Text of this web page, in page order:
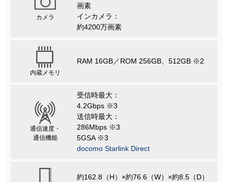
カメラ
画素
インカメラ：
約4200万画素
内蔵メモリ
RAM 16GB／ROM 256GB、512GB ※2
通信速度・
通信機能
受信時最大：
4.2Gbps ※3
送信時最大：
286Mbps ※3
5GSA ※3
docomo Starlink Direct
約162.8（H）×約76.6（W）×約8.5（D）